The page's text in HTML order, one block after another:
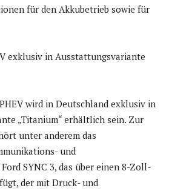
für den Akkubetrieb sowie für
exklusiv in Ausstattungsvariante
wird in Deutschland exklusiv in
„Titanium“ erhältlich sein. Zur
unter anderem das
und
SYNC 3, das über einen 8-Zoll-
der mit Druck- und